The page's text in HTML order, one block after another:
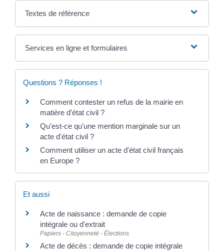
Textes de référence
Services en ligne et formulaires
Questions ? Réponses !
Comment contester un refus de la mairie en
matière d'état civil ?
Qu'est-ce qu'une mention marginale sur un
acte d'état civil ?
Comment utiliser un acte d'état civil français
en Europe ?
Et aussi
Acte de naissance : demande de copie
intégrale ou d'extrait
Papiers - Citoyenneté - Élections
Acte de décès : demande de copie intégrale